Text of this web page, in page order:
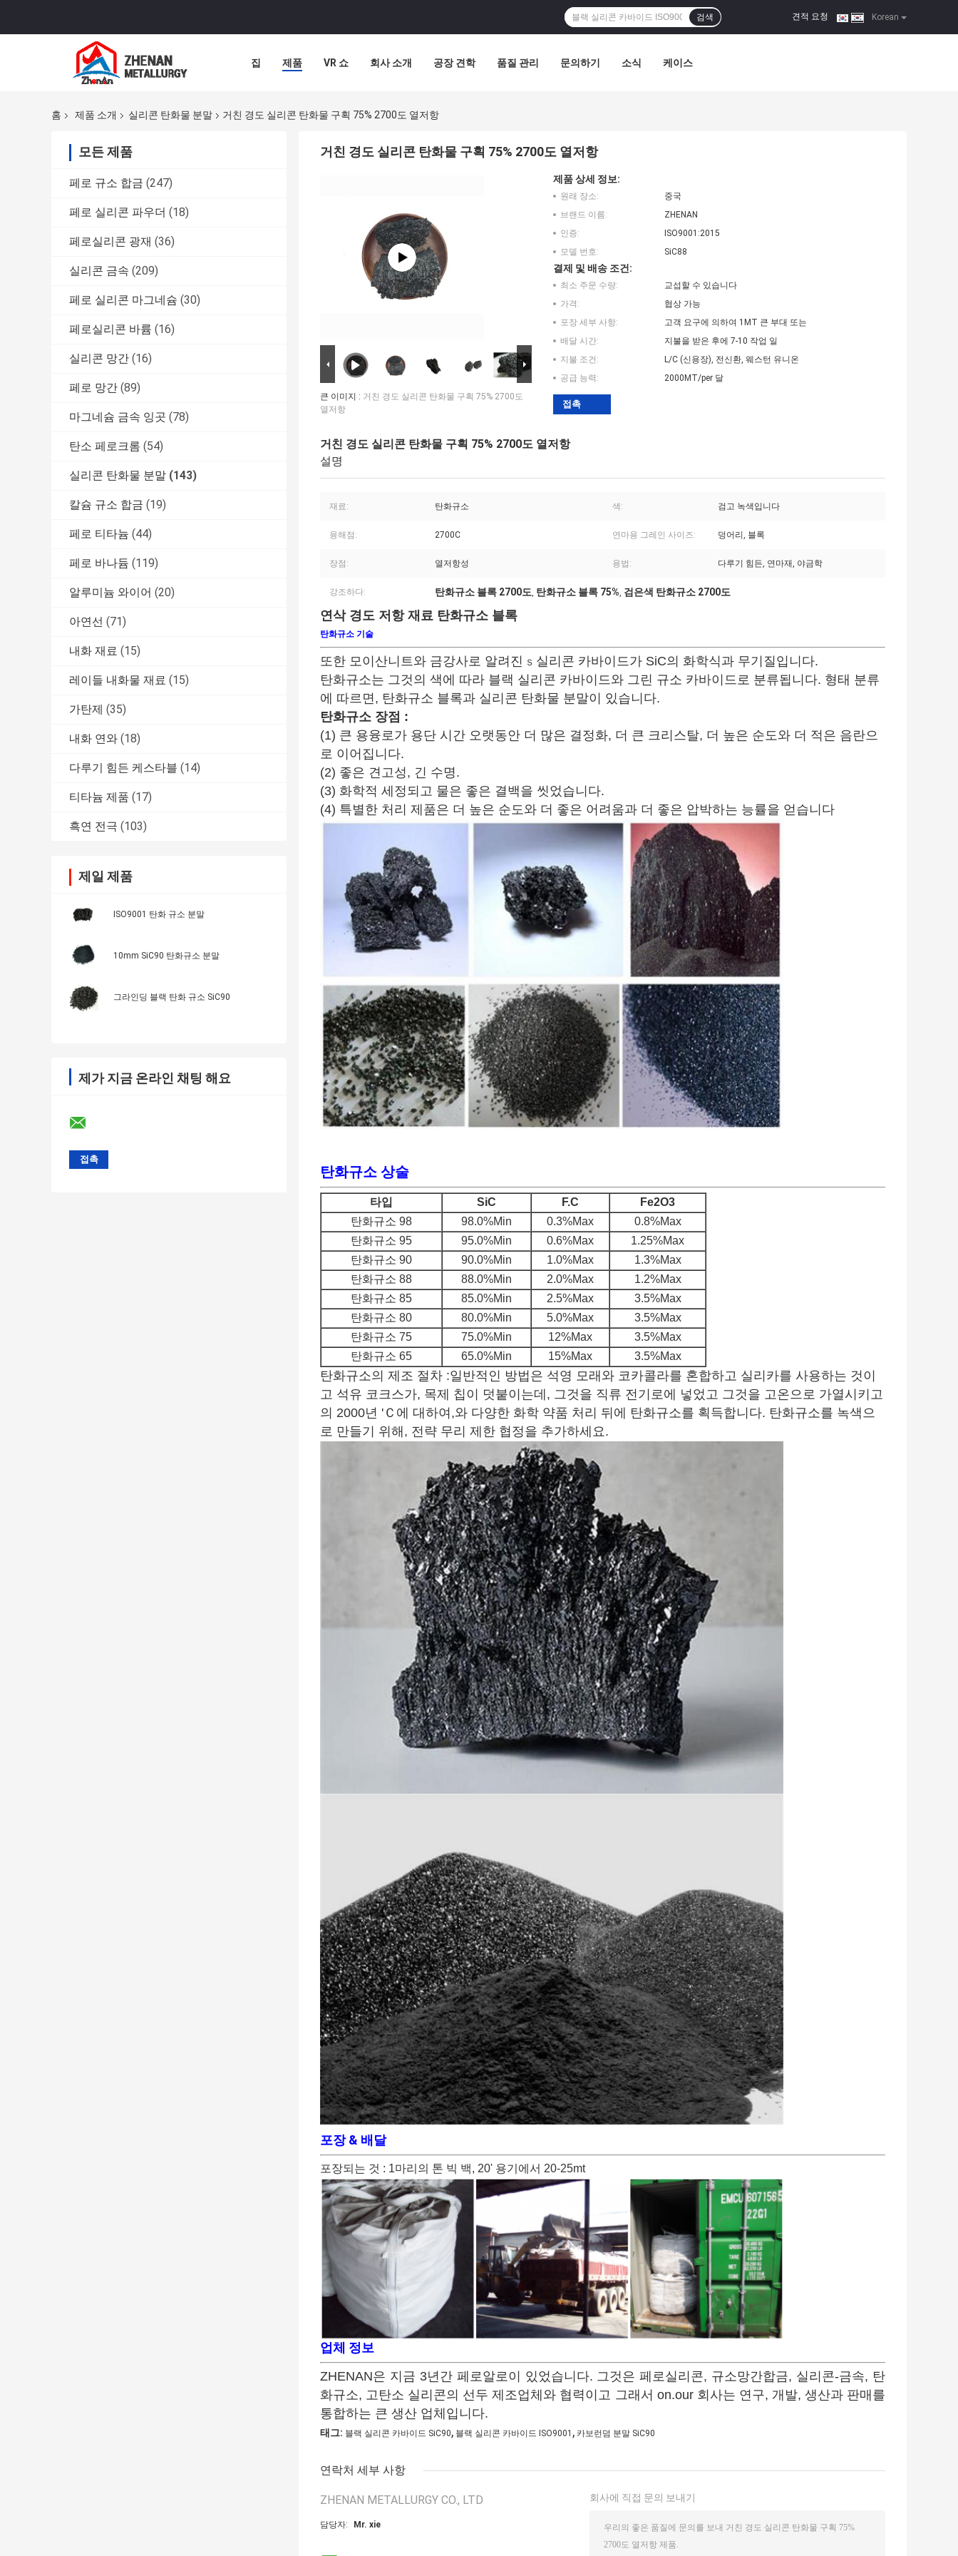
Korean
견적 요청 |
검색
집 제품 VR 쇼 회사 소개 공장 견학 품질 관리 문의하기 소식 케이스
홈 제품 소개 실리콘 탄화물 분말 거친 경도 실리콘 탄화물 구획 75% 2700도 열저항
모든 제품
페로 규소 합금 (247)
페로 실리콘 파우더 (18)
페로실리콘 광재 (36)
실리콘 금속 (209)
페로 실리콘 마그네슘 (30)
페로실리콘 바륨 (16)
실리콘 망간 (16)
페로 망간 (89)
마그네슘 금속 잉곳 (78)
탄소 페로크롬 (54)
실리콘 탄화물 분말 (143)
칼슘 규소 합금 (19)
페로 티타늄 (44)
페로 바나듐 (119)
알루미늄 와이어 (20)
아연선 (71)
내화 재료 (15)
레이들 내화물 재료 (15)
가탄제 (35)
내화 연와 (18)
다루기 힘든 케스타블 (14)
티타늄 제품 (17)
흑연 전극 (103)
제일 제품
ISO9001 탄화 규소 분말
10mm SiC90 탄화규소 분말
그라인딩 블랙 탄화 규소 SiC90
제가 지금 온라인 채팅 해요
거친 경도 실리콘 탄화물 구획 75% 2700도 열저항
큰 이미지 : 거친 경도 실리콘 탄화물 구획 75% 2700도
열저항
제품 상세 정보:
원래 장소:
중국
브랜드 이름:
ZHENAN
인증:
ISO9001:2015
모델 번호:
SiC88
결제 및 배송 조건:
최소 주문 수량:
교섭할 수 있습니다
가격:
협상 가능
포장 세부 사항:
고객 요구에 의하여 1MT 큰 부대 또는
배달 시간:
지불을 받은 후에 7-10 작업 일
지불 조건:
L/C (신용장), 전신환, 웨스턴 유니온
공급 능력:
2000MT/per 달
접촉
거친 경도 실리콘 탄화물 구획 75% 2700도 열저항
설명
재료: 탄화규소 색: 검고 녹색입니다
융해점: 2700C 연마용 그레인 사이즈: 덩어리, 블록
장점: 열저항성 용법: 다루기 힘든, 연마재, 야금학
강조하다: 탄화규소 블록 2700도, 탄화규소 블록 75%, 검은색 탄화규소 2700도
연삭 경도 저항 재료 탄화규소 블록
탄화규소 기술
또한 모이산니트와 금강사로 알려진 Ｓ 실리콘 카바이드가 SiC의 화학식과 무기질입니다.
탄화규소는 그것의 색에 따라 블랙 실리콘 카바이드와 그린 규소 카바이드로 분류됩니다. 형태 분류
에 따르면, 탄화규소 블록과 실리콘 탄화물 분말이 있습니다.
탄화규소 장점 :
(1) 큰 용융로가 용단 시간 오랫동안 더 많은 결정화, 더 큰 크리스탈, 더 높은 순도와 더 적은 음란으
로 이어집니다.
(2) 좋은 견고성, 긴 수명.
(3) 화학적 세정되고 물은 좋은 결백을 씻었습니다.
(4) 특별한 처리 제품은 더 높은 순도와 더 좋은 어려움과 더 좋은 압박하는 능률을 얻습니다
탄화규소 상술
타입 SiC F.C
Fe2O3
탄화규소 98
98.0%Min 0.3%Max
0.8%Max
탄화규소 95
95.0%Min 0.6%Max
1.25%Max
탄화규소 90
90.0%Min 1.0%Max
1.3%Max
탄화규소 88
88.0%Min 2.0%Max
1.2%Max
탄화규소 85
85.0%Min 2.5%Max
3.5%Max
탄화규소 80
80.0%Min 5.0%Max
3.5%Max
탄화규소 75
75.0%Min 12%Max
3.5%Max
탄화규소 65
65.0%Min 15%Max 3.5%Max
탄화규소의 제조 절차 :일반적인 방법은 석영 모래와 코카콜라를 혼합하고 실리카를 사용하는 것이
고 석유 코크스가, 목제 칩이 덧붙이는데, 그것을 직류 전기로에 넣었고 그것을 고온으로 가열시키고
의 2000년 'Ｃ에 대하여,와 다양한 화학 약품 처리 뒤에 탄화규소를 획득합니다. 탄화규소를 녹색으
로 만들기 위해, 전략 무리 제한 협정을 추가하세요.
포장 & 배달
포장되는 것 : 1마리의 톤 빅 백, 20' 용기에서 20-25mt
업체 정보
ZHENAN은 지금 3년간 페로알로이 있었습니다. 그것은 페로실리콘, 규소망간합금, 실리콘-금속, 탄
화규소, 고탄소 실리콘의 선두 제조업체와 협력이고 그래서 on.our 회사는 연구, 개발, 생산과 판매를
통합하는 큰 생산 업체입니다.
태그: 블랙 실리콘 카바이드 SiC90, 블랙 실리콘 카바이드 ISO9001 , 카보런덤 분말 SiC90
연락처 세부 사항
ZHENAN METALLURGY CO., LTD
담당자: Mr. xie
회사에 직접 문의 보내기